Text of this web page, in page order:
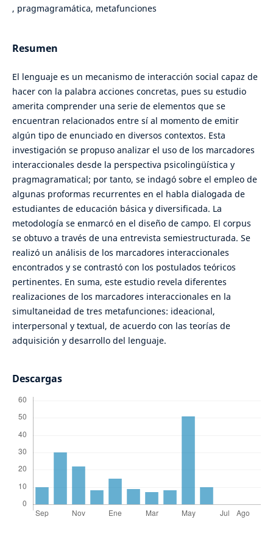
, pragmagramática, metafunciones
Resumen
El lenguaje es un mecanismo de interacción social capaz de
hacer con la palabra acciones concretas, pues su estudio
amerita comprender una serie de elementos que se
encuentran relacionados entre sí al momento de emitir
algún tipo de enunciado en diversos contextos. Esta
investigación se propuso analizar el uso de los marcadores
interaccionales desde la perspectiva psicolingüística y
pragmagramatical; por tanto, se indagó sobre el empleo de
algunas proformas recurrentes en el habla dialogada de
estudiantes de educación básica y diversificada. La
metodología se enmarcó en el diseño de campo. El corpus
se obtuvo a través de una entrevista semiestructurada. Se
realizó un análisis de los marcadores interaccionales
encontrados y se contrastó con los postulados teóricos
pertinentes. En suma, este estudio revela diferentes
realizaciones de los marcadores interaccionales en la
simultaneidad de tres metafunciones: ideacional,
interpersonal y textual, de acuerdo con las teorías de
adquisición y desarrollo del lenguaje.
Descargas